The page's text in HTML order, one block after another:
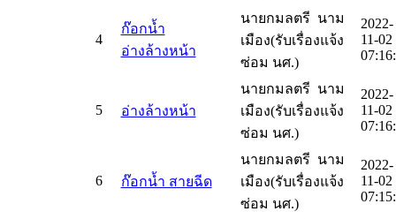
4
ก๊อกน้ำ
อ่างล้างหน้า
นายกมลตรี นาม
เมือง(รับเรื่องแจ้ง
ซ่อม นศ.)
2022-
11-02
5 อ่างล้างหน้า
นายกมลตรี นาม
เมือง(รับเรื่องแจ้ง
ซ่อม นศ.)
2022-
11-02
6 ก๊อกน้ำ สายฉีด
นายกมลตรี นาม
เมือง(รับเรื่องแจ้ง
ซ่อม นศ.)
2022-
11-02